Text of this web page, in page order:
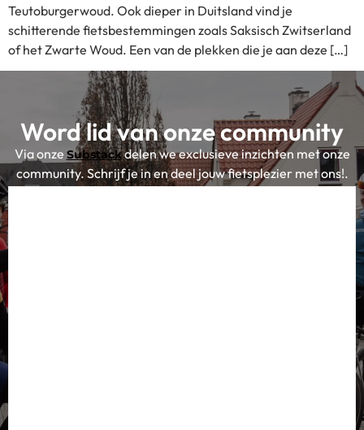
Teutoburgerwoud. Ook dieper in Duitsland vind je
schitterende fietsbestemmingen zoals Saksisch Zwitserland
of het Zwarte Woud. Een van de plekken die je aan deze […]
Word lid van onze community
Via onze Substackdelen we exclusieve inzichten met onze
community. Schrijf je in en deel jouw fietsplezier met ons!.